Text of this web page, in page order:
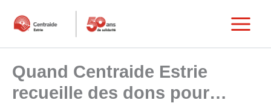
Main
Quand Centraide Estrie
recueille des dons pour…